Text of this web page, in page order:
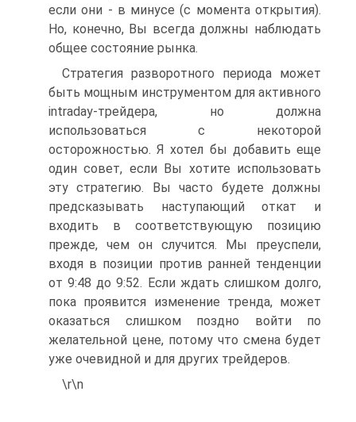
если они - в минусе (с момента открытия).
Но, конечно, Вы всегда должны наблюдать
общее состояние рынка.
Стратегия разворотного периода может
быть мощным инструментом для активного
intraday-трейдера, но должна
использоваться с некоторой
осторожностью. Я хотел бы добавить еще
один совет, если Вы хотите использовать
эту стратегию. Вы часто будете должны
предсказывать наступающий откат и
входить в соответствующую позицию
прежде, чем он случится. Мы преуспели,
входя в позиции против ранней тенденции
от 9:48 до 9:52. Если ждать слишком долго,
пока проявится изменение тренда, может
оказаться слишком поздно войти по
желательной цене, потому что смена будет
уже очевидной и для других трейдеров.
\r\n